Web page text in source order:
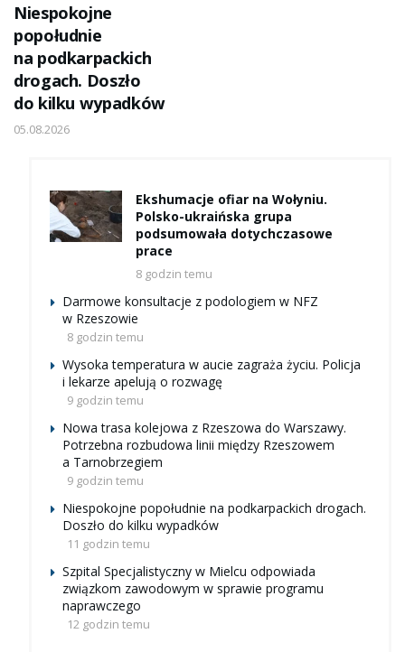
Niespokojne
popołudnie
na podkarpackich
drogach. Doszło
do kilku wypadków
05.08.2026
Ekshumacje ofiar na Wołyniu.
Polsko-ukraińska grupa
podsumowała dotychczasowe
prace
8 godzin temu
Darmowe konsultacje z podologiem w NFZ
w Rzeszowie
8 godzin temu
Wysoka temperatura w aucie zagraża życiu. Policja
i lekarze apelują o rozwagę
9 godzin temu
Nowa trasa kolejowa z Rzeszowa do Warszawy.
Potrzebna rozbudowa linii między Rzeszowem
a Tarnobrzegiem
9 godzin temu
Niespokojne popołudnie na podkarpackich drogach.
Doszło do kilku wypadków
11 godzin temu
Szpital Specjalistyczny w Mielcu odpowiada
związkom zawodowym w sprawie programu
naprawczego
12 godzin temu